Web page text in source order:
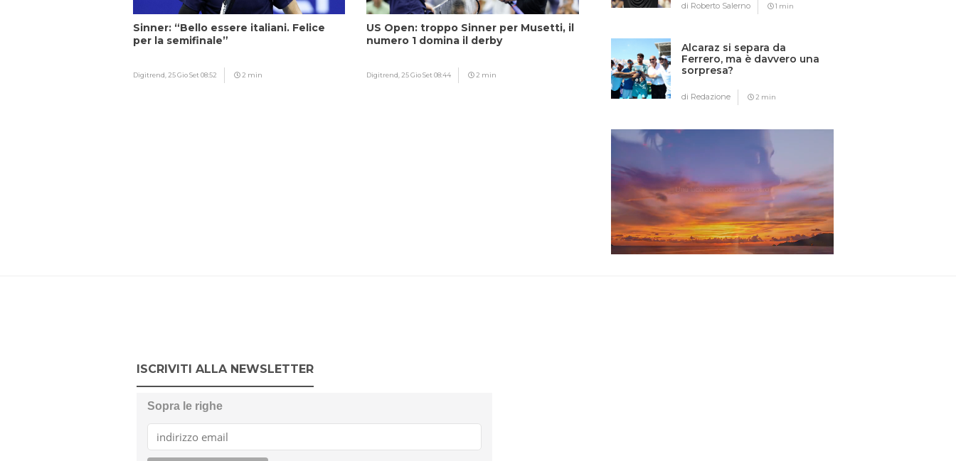
Sinner: “Bello essere italiani. Felice
per la semifinale”
Digitrend, 25 Gio Set 08:52 2 min
US Open: troppo Sinner per Musetti, il
numero 1 domina il derby
Digitrend, 25 Gio Set 08:44 2 min
di Roberto Salerno 1 min
Alcaraz si separa da
Ferrero, ma è davvero una
sorpresa?
di Redazione 2 min
ISCRIVITI ALLA NEWSLETTER
Sopra le righe